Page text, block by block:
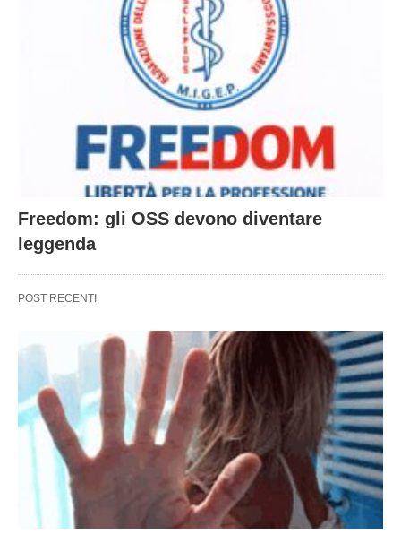
Freedom: gli OSS devono diventare
leggenda
POST RECENTI